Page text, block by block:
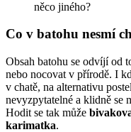
něco jiného?
Co v batohu nesmí
Obsah batohu se odvíjí od
nebo nocovat v přírodě. I
v chatě, na alternativu
nevyzpytatelné a klidně se
Hodit se tak může
karimatka.